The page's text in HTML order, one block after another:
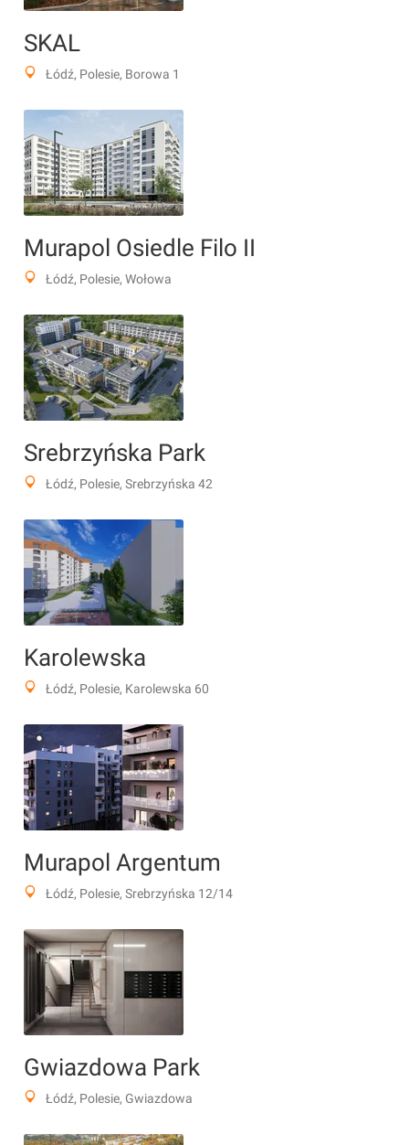
SKAL
Łódź, Polesie, Borowa 1
Murapol Osiedle Filo II
Łódź, Polesie, Wołowa
Srebrzyńska Park
Łódź, Polesie, Srebrzyńska 42
Karolewska
Łódź, Polesie, Karolewska 60
Murapol Argentum
Łódź, Polesie, Srebrzyńska 12/14
Gwiazdowa Park
Łódź, Polesie, Gwiazdowa